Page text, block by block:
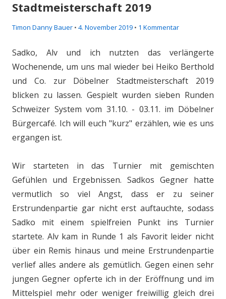
Stadtmeisterschaft 2019
Timon Danny Bauer • 4. November 2019 • 1 Kommentar
Sadko, Alv und ich nutzten das verlängerte
Wochenende, um uns mal wieder bei Heiko Berthold
und Co. zur Döbelner Stadtmeisterschaft 2019
blicken zu lassen. Gespielt wurden sieben Runden
Schweizer System vom 31.10. - 03.11. im Döbelner
Bürgercafé. Ich will euch "kurz" erzählen, wie es uns
ergangen ist.
Wir starteten in das Turnier mit gemischten
Gefühlen und Ergebnissen. Sadkos Gegner hatte
vermutlich so viel Angst, dass er zu seiner
Erstrundenpartie gar nicht erst auftauchte, sodass
Sadko mit einem spielfreien Punkt ins Turnier
startete. Alv kam in Runde 1 als Favorit leider nicht
über ein Remis hinaus und meine Erstrundenpartie
verlief alles andere als gemütlich. Gegen einen sehr
jungen Gegner opferte ich in der Eröffnung und im
Mittelspiel mehr oder weniger freiwillig gleich drei